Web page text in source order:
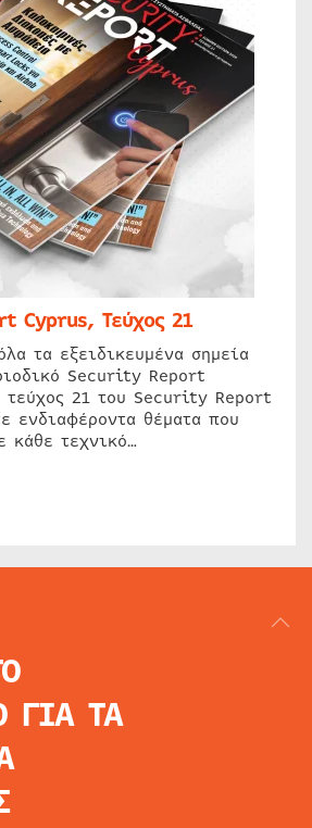
Cyprus, Τεύχος 21
τα εξειδικευμένα σημεία
Security Report
τεύχος 21 του Security Report
ενδιαφέροντα θέματα που
κάθε τεχνικό…
ΓΙΑ ΤΑ